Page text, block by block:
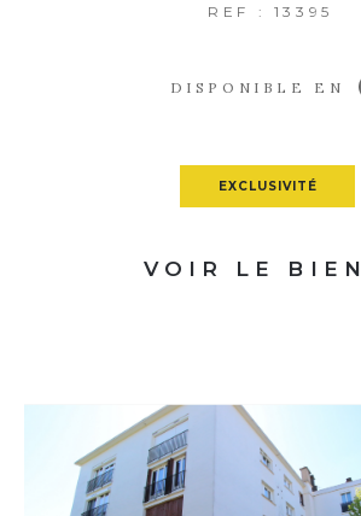
REF : 13395
DISPONIBLE EN
EXCLUSIVITÉ
VOIR LE BIEN